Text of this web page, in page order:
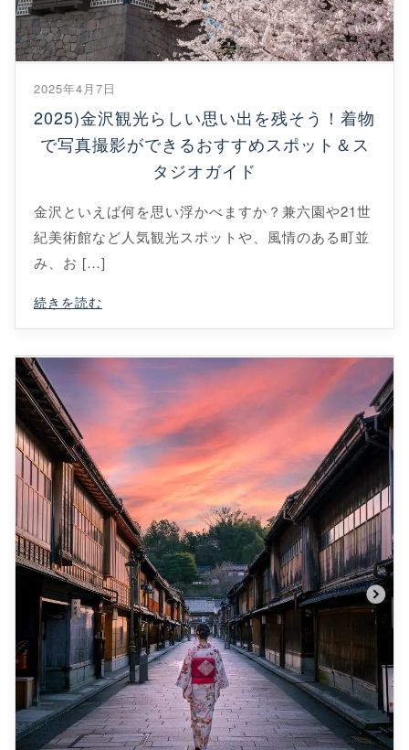
2025年4月7日
2025)金沢観光らしい思い出を残そう！着物
で写真撮影ができるおすすめスポット＆ス
タジオガイド
金沢といえば何を思い浮かべますか？兼六園や21世
紀美術館など人気観光スポットや、風情のある町並
み、お […]
続きを読む